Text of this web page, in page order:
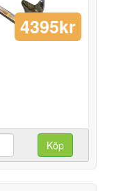
4395kr
Köp